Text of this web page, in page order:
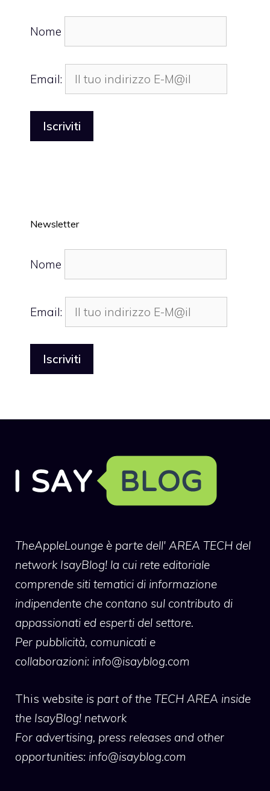
Nome
Email:
Newsletter
Nome
Email:
TheAppleLounge è parte dell' AREA TECH del
network IsayBlog! la cui rete editoriale
comprende siti tematici di informazione
indipendente che contano sul contributo di
appassionati ed esperti del settore.
Per pubblicità, comunicati e
collaborazioni: info@isayblog.com
This website is part of the TECH AREA inside
the IsayBlog! network
For advertising, press releases and other
opportunities: info@isayblog.com